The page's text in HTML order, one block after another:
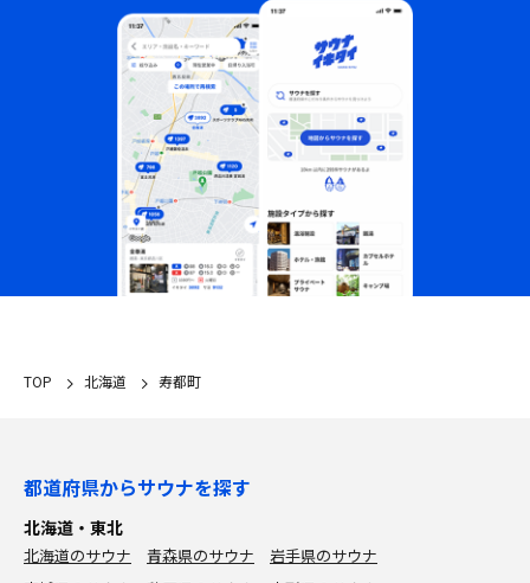
TOP 北海道 寿都町
都道府県からサウナを探す
北海道・東北
北海道のサウナ 青森県のサウナ
岩手県のサウナ